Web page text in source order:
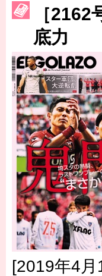
［3230号］世界一への
［3223号］一丸。日本
［3222号］史上最大の
［
底力
[2019年4